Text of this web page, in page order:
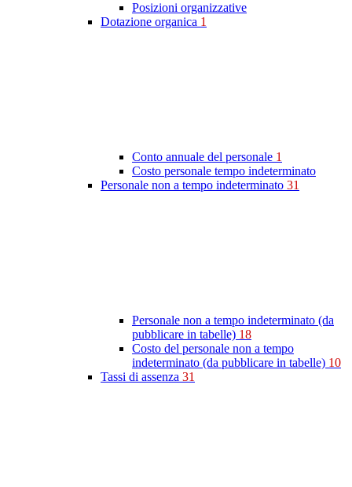
Posizioni organizzative
Dotazione organica 1
Conto annuale del personale 1
Costo personale tempo indeterminato
Personale non a tempo indeterminato 31
Personale non a tempo indeterminato (da
pubblicare in tabelle) 18
Costo del personale non a tempo
indeterminato (da pubblicare in tabelle) 10
Tassi di assenza 31